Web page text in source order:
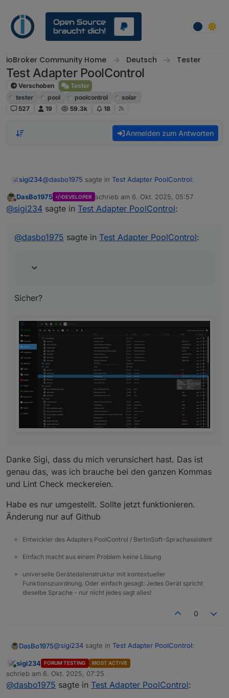
ioBroker Community Home Deutsch Tester
Test Adapter PoolControl
Verschoben
Tester
tester
pool poolcontrol
solar
527
19 59.3k 18
Anmelden zum Antworten
sigi234@dasbo1975 sagte in Test Adapter PoolControl:
Das macht der Resetbutton ebenfalls gleich mit in
Offline
DasBo1975 DEVELOPER schrieb am 6. Okt. 2025, 05:57
zuletzt editiert von
@sigi234 sagte in Test Adapter PoolControl:
@dasbo1975 sagte in Test Adapter PoolControl:
Sicher?
Danke Sigi, dass du mich verunsichert hast. Das ist
genau das, was ich brauche bei den ganzen Kommas
und Lint Check meckereien.
Habe es nur umgestellt. Sollte jetzt funktionieren.
Änderung nur auf Github
Entwickler des Adapters PoolControl / BertinSoft-Sprachassistent
Einfach macht aus einem Problem keine Lösung
universelle Gerätedatenstruktur mit kontextueller
Funktionszuordnung. Oder einfach gesagt: Jedes Gerät spricht
dieselbe Sprache - nur nicht jedes sagt alles!
0
DasBo1975@sigi234 sagte in Test Adapter PoolControl:
@dasbo1975sagte in
PoolControl:
Danke Sigi, dass du mich verunsichert hast. Das ist
Online
sigi234 FORUM TESTING MOST ACTIVE
schrieb am 6. Okt. 2025, 07:25
zuletzt editiert von
@dasbo1975 sagte in Test Adapter PoolControl: